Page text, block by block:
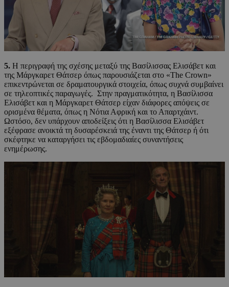
5. Η περιγραφή της σχέσης μεταξύ της Βασίλισσας Ελισάβετ και
της Μάργκαρετ Θάτσερ όπως παρουσιάζεται στο «The Crown»
επικεντρώνεται σε δραματουργικά στοιχεία, όπως συχνά συμβαίνει
σε τηλεοπτικές παραγωγές. Στην πραγματικότητα, η Βασίλισσα
Ελισάβετ και η Μάργκαρετ Θάτσερ είχαν διάφορες απόψεις σε
ορισμένα θέματα, όπως η Νότια Αφρική και το Απαρτχάιντ.
Ωστόσο, δεν υπάρχουν αποδείξεις ότι η Βασίλισσα Ελισάβετ
εξέφρασε ανοικτά τη δυσαρέσκειά της έναντι της Θάτσερ ή ότι
σκέφτηκε να καταργήσει τις εβδομαδιαίες συναντήσεις
ενημέρωσης.